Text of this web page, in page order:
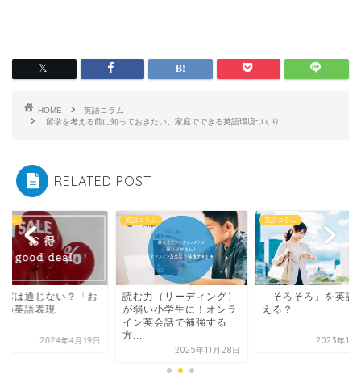
HOME
英語コラム
留学を考える前に知っておきたい、家庭でできる英語環境づくり
RELATED POST
ラム
力（リーディング）
い小学生に！オンラ
英語コラム
「そろそろ」を英語で言
える？
英語コラム
コスパは通じない？
得」の英語表現
2024年4